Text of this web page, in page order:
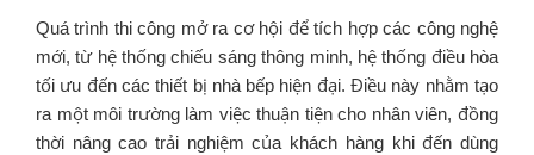
Quá trình thi công mở ra cơ hội để tích hợp các công nghệ
mới, từ hệ thống chiếu sáng thông minh, hệ thống điều hòa
tối ưu đến các thiết bị nhà bếp hiện đại. Điều này nhằm tạo
ra một môi trường làm việc thuận tiện cho nhân viên, đồng
thời nâng cao trải nghiệm của khách hàng khi đến dùng